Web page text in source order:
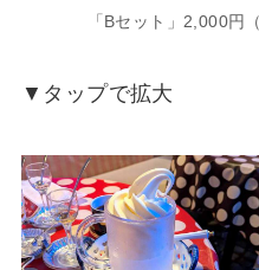
「Bセット」2,000円
▼タップで拡大